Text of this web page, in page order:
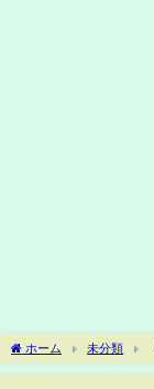
ホーム 未分類
する家康 #原菜乃華 #歴史